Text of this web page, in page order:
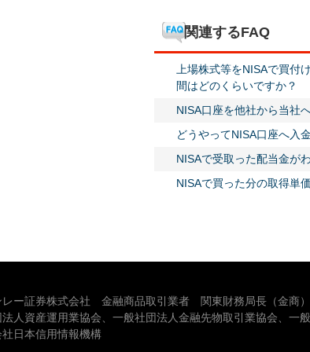
関連するFAQ
上場株式等をNISAで買付
間はどのくらいですか？
NISA口座を他社から当社
どうやってNISA口座へ入
NISAで受取った配当金が
NISAで買った分の取得単
レー証券株式会社 金融商品取引業者 関東財務局長（金商
人資産運用業協会、一般社団法人金融先物取引業協会、一
日本信用情報機構